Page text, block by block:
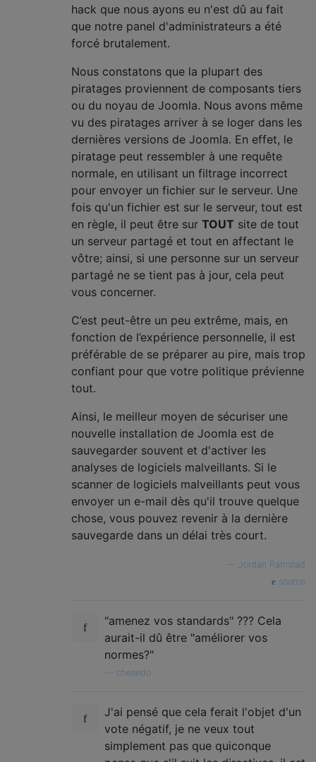
hack que nous ayons eu n'est dû au fait
que notre panel d'administrateurs a été
forcé brutalement.
Nous constatons que la plupart des
piratages proviennent de composants tiers
ou du noyau de Joomla. Nous avons même
vu des piratages arriver à se loger dans les
dernières versions de Joomla. En effet, le
piratage peut ressembler à une requête
normale, en utilisant un filtrage incorrect
pour envoyer un fichier sur le serveur. Une
fois qu'un fichier est sur le serveur, tout est
en règle, il peut être sur TOUT site de tout
un serveur partagé et tout en affectant le
vôtre; ainsi, si une personne sur un serveur
partagé ne se tient pas à jour, cela peut
vous concerner.
C’est peut-être un peu extrême, mais, en
fonction de l’expérience personnelle, il est
préférable de se préparer au pire, mais trop
confiant pour que votre politique prévienne
tout.
Ainsi, le meilleur moyen de sécuriser une
nouvelle installation de Joomla est de
sauvegarder souvent et d'activer les
analyses de logiciels malveillants. Si le
scanner de logiciels malveillants peut vous
envoyer un e-mail dès qu'il trouve quelque
chose, vous pouvez revenir à la dernière
sauvegarde dans un délai très court.
Jordan Ramstad
source
"amenez vos standards" ??? Cela
aurait-il dû être "améliorer vos
normes?"
chesedo
J'ai pensé que cela ferait l'objet d'un
vote négatif, je ne veux tout
simplement pas que quiconque